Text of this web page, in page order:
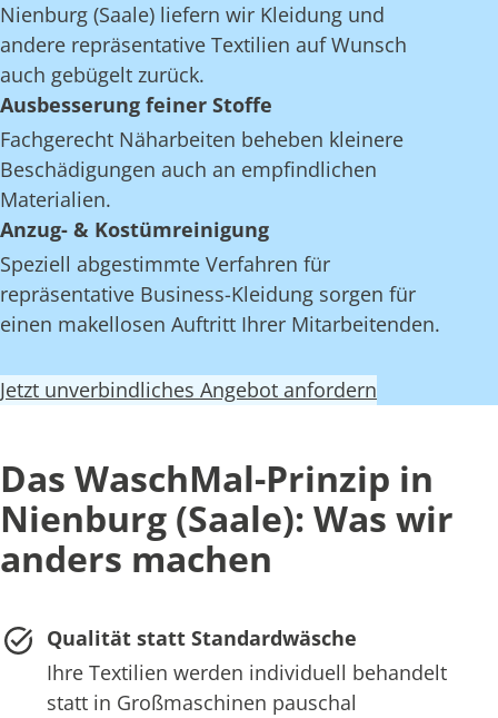
Nienburg (Saale) liefern wir Kleidung und
andere repräsentative Textilien auf Wunsch
auch gebügelt zurück.
Ausbesserung feiner Stoffe
Fachgerecht Näharbeiten beheben kleinere
Beschädigungen auch an empfindlichen
Materialien.
Anzug- & Kostümreinigung
Speziell abgestimmte Verfahren für
repräsentative Business-Kleidung sorgen für
einen makellosen Auftritt Ihrer Mitarbeitenden.
Jetzt unverbindliches Angebot anfordern
Das WaschMal-Prinzip in
Nienburg (Saale): Was wir
anders machen
Qualität statt Standardwäsche
Ihre Textilien werden individuell behandelt
statt in Großmaschinen pauschal